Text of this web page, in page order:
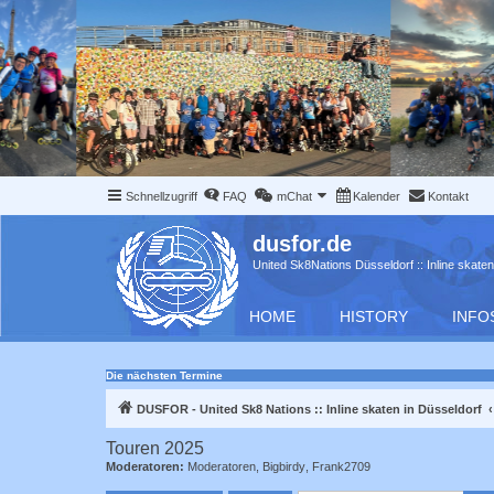
Schnellzugriff FAQ mChat Kalender Kontakt
dusfor.de
United Sk8Nations Düsseldorf :: Inline
HOME HISTORY
Die nächsten Termine
DUSFOR - United Sk8 Nations :: Inline skaten in Düsseldorf
Touren 2025
Moderatoren: Moderatoren Bigbirdy Frank2709